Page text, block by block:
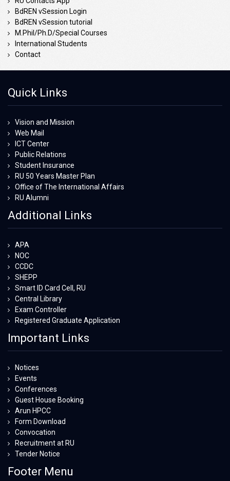
BdREN vSession Login
BdREN vSession tutorial
M.Phil/Ph.D/Special Courses
International Students
Contact
Quick Links
Vision and Mission
Web Mail
ICT Center
Public Relations
Student Insurance
RU 50 Years Master Plan
Office of The International Affairs
RU Alumni
Additional Links
APA
NOC
CCDC
SHEPP
Smart ID Card Cell, RU
Central Library
Exam Controller
Registered Graduate Application
Important Links
Notices
Events
Conferences
Guest House Booking
Arun HPCC
Form Download
Convocation
Recruitment at RU
Tender Notice
Footer Menu